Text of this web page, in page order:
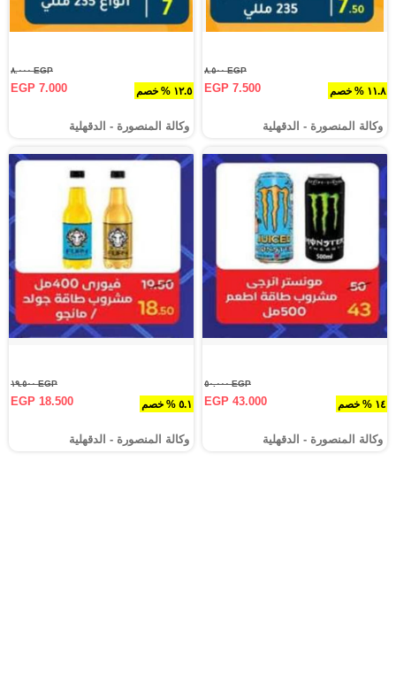
١١.٨ % خصم
EGP ٨.٥٠٠
EGP 7.500
وكالة المنصورة - الدقهلية‎
١٢.٥ % خصم
EGP ٨.٠٠٠
EGP 7.000
وكالة المنصورة - الدقهلية‎
١٤ % خصم
EGP ٥٠.٠٠٠
EGP 43.000
وكالة المنصورة - الدقهلية‎
٥.١ % خصم
EGP ١٩.٥٠٠
EGP 18.500
وكالة المنصورة - الدقهلية‎